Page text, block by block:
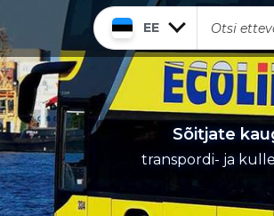
EE
Sõitjate
transpordi- ja